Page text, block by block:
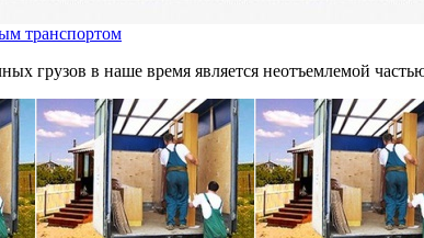
транспортом
грузов в наше время является неотъемлемой